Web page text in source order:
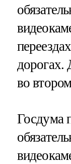
дорогах.
во
Госдума